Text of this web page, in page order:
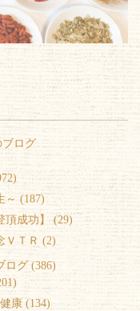
ログ
(187)
成功】 (29)
ＴＲ (2)
グ (386)
康 (134)